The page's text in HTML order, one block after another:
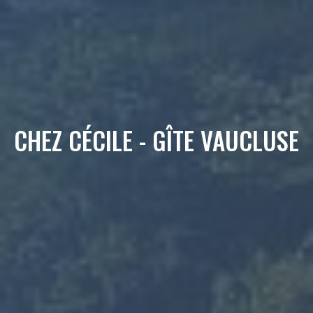
CHEZ CÉCILE - GÎTE VAUCLUSE